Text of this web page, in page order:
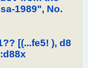
1989", No.
[(...fe5! ), d8